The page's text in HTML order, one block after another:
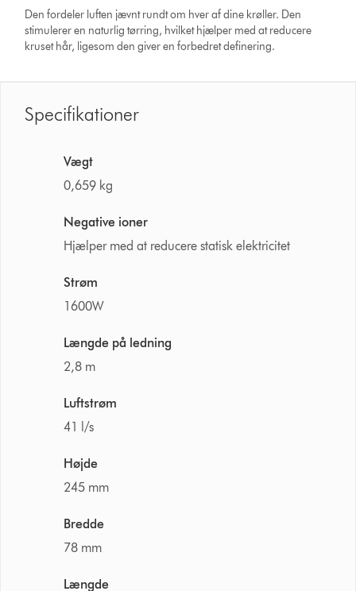
Den fordeler luften jævnt rundt om hver af dine krøller. Den
stimulerer en naturlig tørring, hvilket hjælper med at reducere
kruset hår, ligesom den giver en forbedret definering.
Specifikationer
Vægt
0,659 kg
Negative ioner
Hjælper med at reducere statisk elektricitet
Strøm
1600W
Længde på ledning
2,8 m
Luftstrøm
41 l/s
Højde
245 mm
Bredde
78 mm
Længde